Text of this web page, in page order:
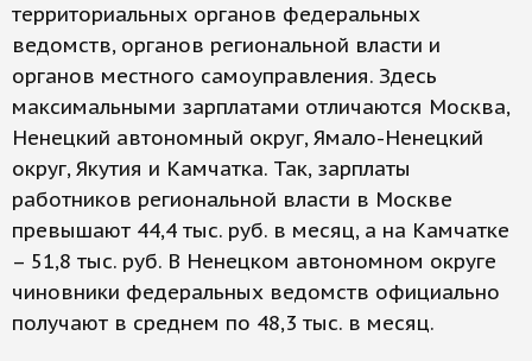
территориальных органов федеральных
ведомств, органов региональной власти и
органов местного самоуправления. Здесь
максимальными зарплатами отличаются Москва,
Ненецкий автономный округ, Ямало-Ненецкий
округ, Якутия и Камчатка. Так, зарплаты
работников региональной власти в Москве
превышают 44,4 тыс. руб. в месяц, а на Камчатке
– 51,8 тыс. руб. В Ненецком автономном округе
чиновники федеральных ведомств официально
получают в среднем по 48,3 тыс. в месяц.